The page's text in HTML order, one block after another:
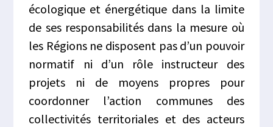
écologique et énergétique dans la limite
de ses responsabilités dans la mesure où
les Régions ne disposent pas d’un pouvoir
normatif ni d’un rôle instructeur des
projets ni de moyens propres pour
coordonner l’action communes des
collectivités territoriales et des acteurs